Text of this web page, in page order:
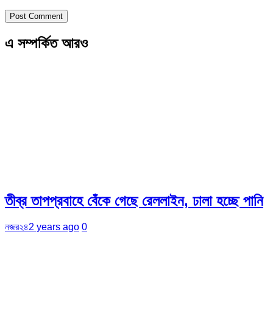
এ সম্পর্কিত আরও
তীব্র তাপপ্রবাহে বেঁকে গেছে রেললাইন, ঢালা হচ্ছে পানি
নজর২৪2 years ago 0